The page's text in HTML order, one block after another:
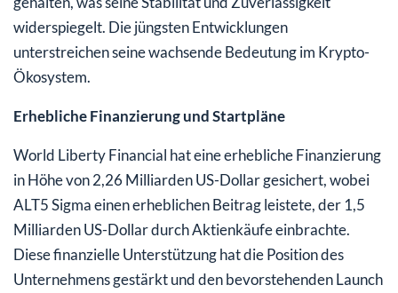
widerspiegelt. Die jüngsten Entwicklungen
unterstreichen seine wachsende Bedeutung im Krypto-
Ökosystem.
Erhebliche Finanzierung und Startpläne
World Liberty Financial hat eine erhebliche Finanzierung
in Höhe von 2,26 Milliarden US-Dollar gesichert, wobei
ALT5 Sigma einen erheblichen Beitrag leistete, der 1,5
Milliarden US-Dollar durch Aktienkäufe einbrachte.
Diese finanzielle Unterstützung hat die Position des
Unternehmens gestärkt und den bevorstehenden Launch